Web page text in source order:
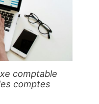
comptable
comptes